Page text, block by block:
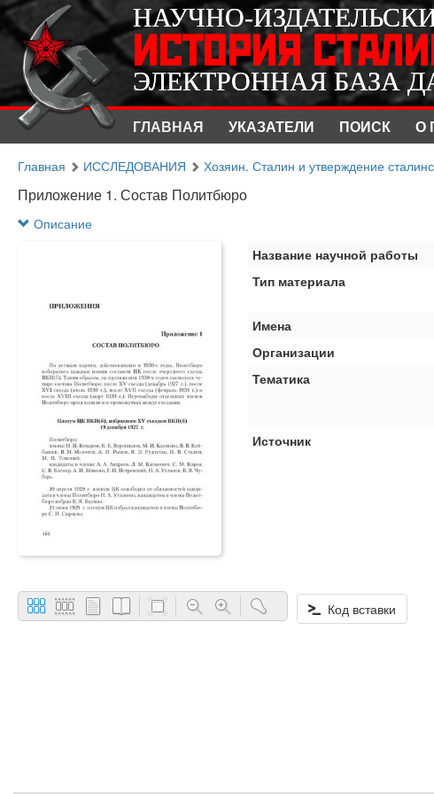
НАУЧНО-
ИСТОРИЯ
ЭЛЕКТРОННАЯ БАЗА
ГЛАВНАЯ УКАЗАТЕЛИ ПОИСК О
НАУЧНО-
ИСТОРИЯ
ЭЛЕКТРОННАЯ БАЗА
Главная ИССЛЕДОВАНИЯ Хозяин. Сталин и утверждение
Приложение 1. Состав Политбюро
Описание
Название научной работы
Тип материала
Имена
Организации
Тематика
Источник
Код вставки